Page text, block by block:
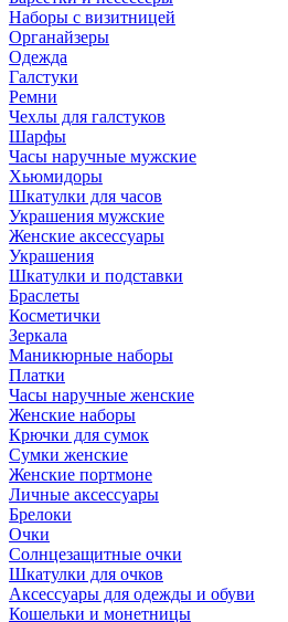
Наборы с визитницей
Органайзеры
Одежда
Галстуки
Ремни
Чехлы для галстуков
Шарфы
Часы наручные мужские
Хьюмидоры
Шкатулки для часов
Украшения мужские
Женские аксессуары
Украшения
Шкатулки и подставки
Браслеты
Косметички
Зеркала
Маникюрные наборы
Платки
Часы наручные женские
Женские наборы
Крючки для сумок
Сумки женские
Женские портмоне
Личные аксессуары
Брелоки
Очки
Солнцезащитные очки
Шкатулки для очков
Аксессуары для одежды и обуви
Кошельки и монетницы